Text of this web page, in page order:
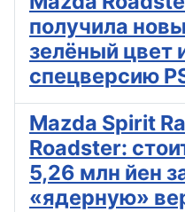
получила
зелёный цвет
спецверсию
Mazda Spirit
Roadster:
5,26 млн йен
«ядерную»